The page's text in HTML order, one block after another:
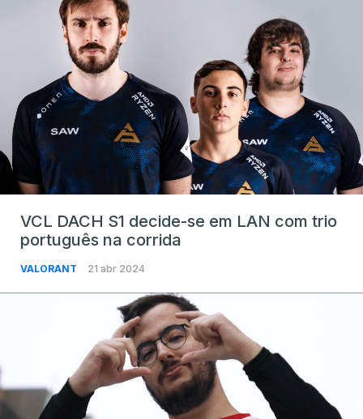
VCL DACH S1 decide-se em LAN com trio
português na corrida
VALORANT 21 abr 2024